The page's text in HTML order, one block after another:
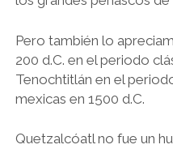
Pero también lo
200 d.C. en el periodo
Tenochtitlán en el
mexicas en 1500 d.C.
Quetzalcóatl no fue un